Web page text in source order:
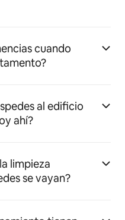
cuando
al edificio
ahí?
limpieza
se vayan?